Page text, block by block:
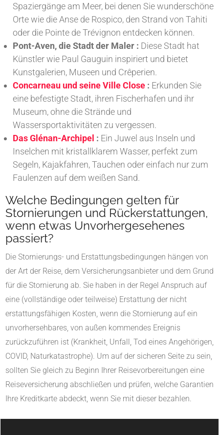
Spaziergänge am Meer, bei denen Sie wunderschöne
Orte wie die Anse de Rospico, den Strand von Tahiti
oder die Pointe de Trévignon entdecken können.
Pont-Aven, die Stadt der Maler : Diese Stadt hat
Künstler wie Paul Gauguin inspiriert und bietet
Kunstgalerien, Museen und Crêperien.
Concarneau und seine Ville Close : Erkunden Sie
eine befestigte Stadt, ihren Fischerhafen und ihr
Museum, ohne die Strände und
Wassersportaktivitäten zu vergessen.
Das Glénan-Archipel : Ein Juwel aus Inseln und
Inselchen mit kristallklarem Wasser, perfekt zum
Segeln, Kajakfahren, Tauchen oder einfach nur zum
Faulenzen auf dem weißen Sand.
Welche Bedingungen gelten für
Stornierungen und Rückerstattungen,
wenn etwas Unvorhergesehenes
passiert?
Die Stornierungs- und Erstattungsbedingungen hängen von
der Art der Reise, dem Versicherungsanbieter und dem Grund
für die Stornierung ab. Sie haben in der Regel Anspruch auf
eine (vollständige oder teilweise) Erstattung der nicht
erstattungsfähigen Kosten, wenn die Stornierung auf ein
unvorhersehbares, von außen kommendes Ereignis
zurückzuführen ist (Krankheit, Unfall, Tod eines Angehörigen,
COVID, Naturkatastrophe). Um auf der sicheren Seite zu sein,
sollten Sie gleich zu Beginn Ihrer Reisevorbereitungen eine
Reiseversicherung abschließen und prüfen, welche Garantien
Ihre Kreditkarte abdeckt, wenn Sie mit dieser bezahlen.